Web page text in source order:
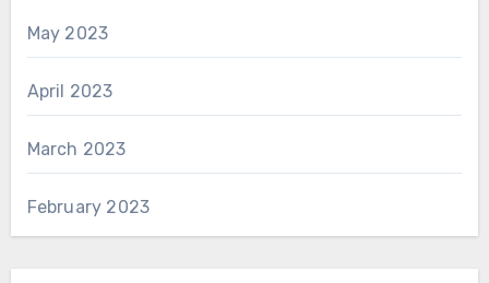
May 2023
April 2023
March 2023
February 2023